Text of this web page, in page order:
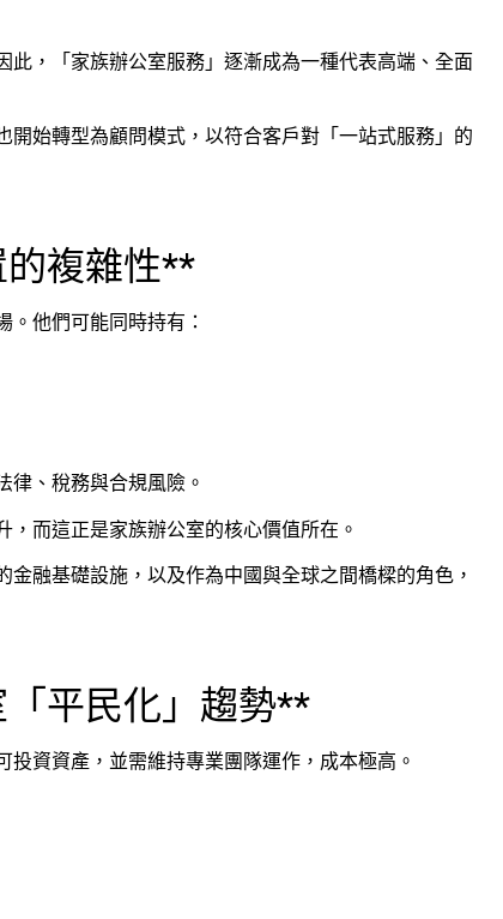
，「家族辦公室服務」逐漸成為一種代表高端、全面
始轉型為顧問模式，以符合客戶對「一站式服務」的
複雜性**
他們可能同時持有：
律、稅務與合規風險。
而這正是家族辦公室的核心價值所在。
融基礎設施，以及作為中國與全球之間橋樑的角色，
平民化」趨勢**
資資產，並需維持專業團隊運作，成本極高。